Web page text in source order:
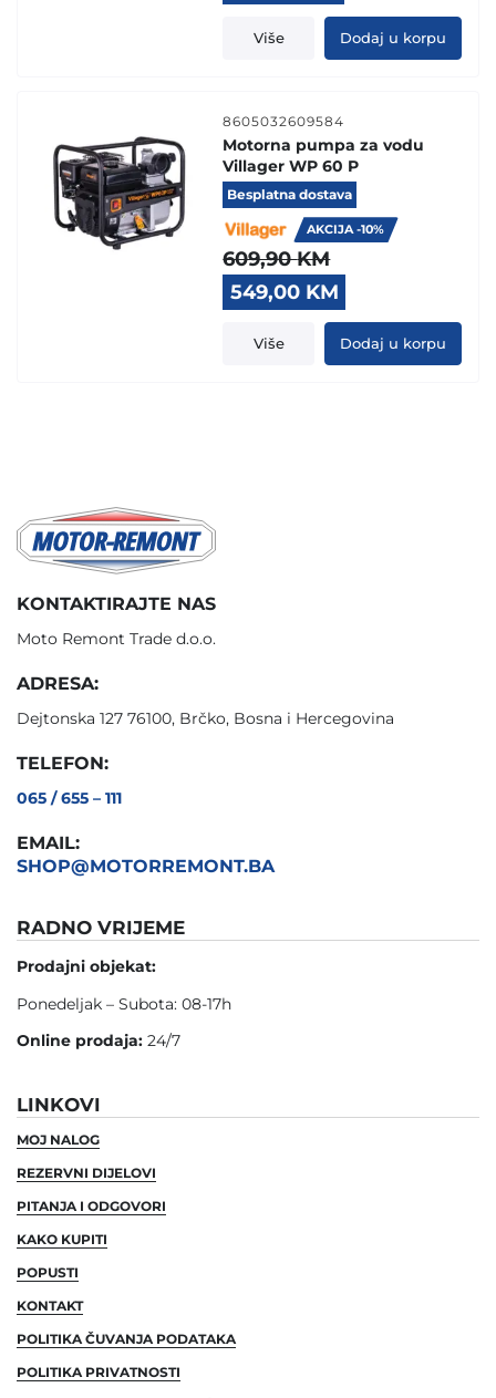
price
was:
389,90 KM.
price
is:
269,00 KM.
Više Dodaj u korpu
8605032609584
Motorna pumpa za vodu
Villager WP 60 P
Besplatna dostava
AKCIJA -10%
609,90KM
Original
price
was:
609,90 KM.
549,00 KM
price
is:
549,00 KM.
Više Dodaj u korpu
KONTAKTIRAJTE NAS
Moto Remont Trade d.o.o.
ADRESA:
Dejtonska 127 76100, Brčko, Bosna i Hercegovina
TELEFON:
065 / 655 – 111
EMAIL:
SHOP@MOTORREMONT.BA
RADNO VRIJEME
Prodajni objekat:
Ponedeljak – Subota: 08-17h
Online prodaja: 24/7
LINKOVI
MOJ NALOG
REZERVNI DIJELOVI
PITANJA I ODGOVORI
KAKO KUPITI
POPUSTI
KONTAKT
POLITIKA ČUVANJA PODATAKA
POLITIKA PRIVATNOSTI